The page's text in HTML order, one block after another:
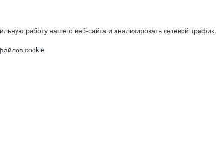
работу нашего веб-сайта и анализировать сетевой трафик.
cookie